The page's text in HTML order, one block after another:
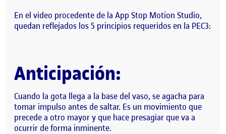
En el video procedente de la App Stop Motion Studio,
quedan reflejados los 5 principios requeridos en la PEC3:
Anticipación:
Cuando la gota llega a la base del vaso, se agacha para
tomar impulso antes de saltar. Es un movimiento que
precede a otro mayor y que hace presagiar que va a
ocurrir de forma inminente.